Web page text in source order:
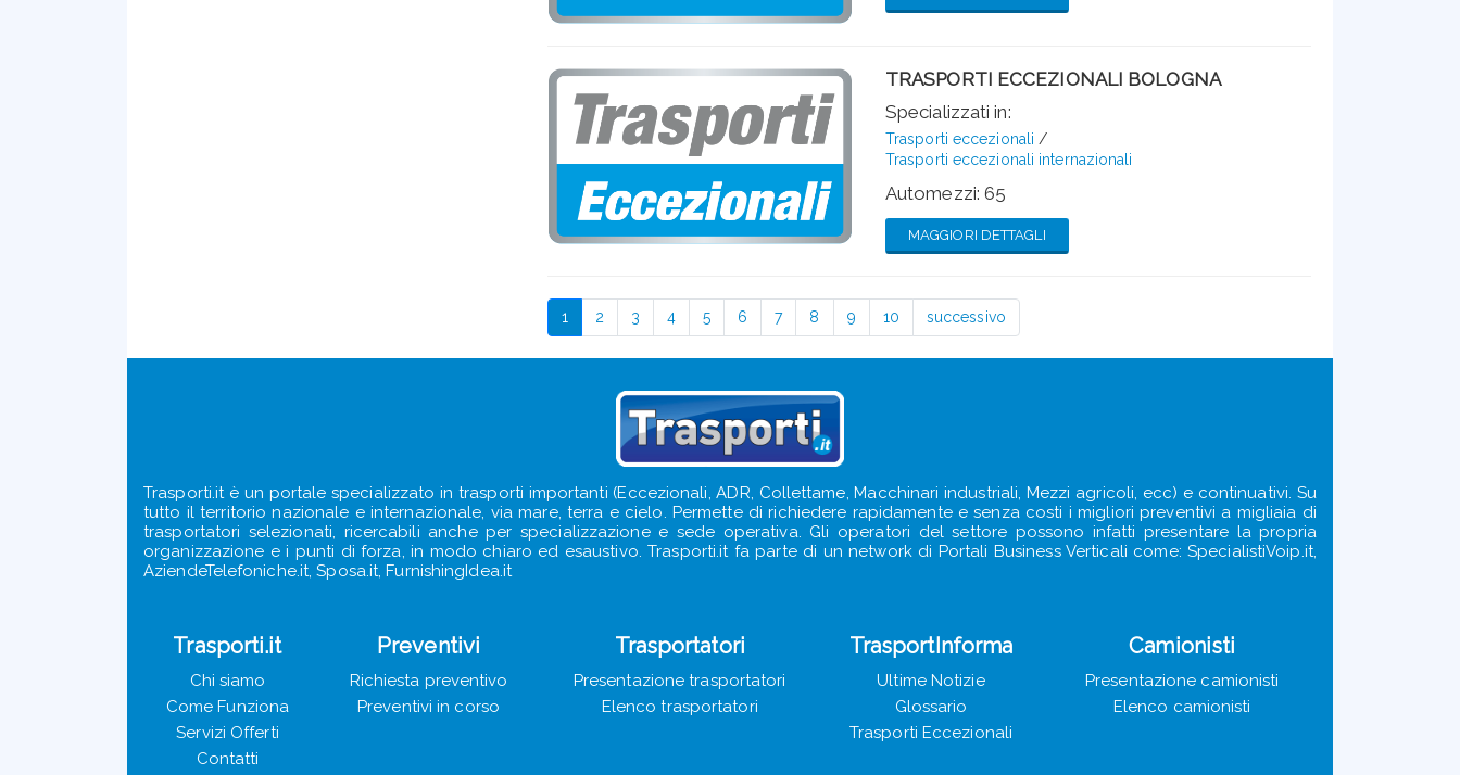
TRASPORTI ECCEZIONALI BOLOGNA
Specializzati in:
Trasporti eccezionali
Trasporti eccezionali internazionali
Automezzi: 65
MAGGIORI DETTAGLI
1 2 3 4 5 6 7 8 9 10 successivo
Trasporti.it è un portale specializzato in trasporti importanti (Eccezionali, ADR, Collettame, Macchinari industriali, Mezzi agricoli, ecc) e continuativi. Su
tutto il territorio nazionale e internazionale, via mare, terra e cielo. Permette di richiedere rapidamente e senza costi i migliori preventivi a migliaia di
trasportatori selezionati, ricercabili anche per specializzazione e sede operativa. Gli operatori del settore possono infatti presentare la propria
organizzazione e i punti di forza, in modo chiaro ed esaustivo. Trasporti.it fa parte di un network di Portali Business Verticali come: SpecialistiVoip.it,
AziendeTelefoniche.it, Sposa.it, FurnishingIdea.it
Trasporti.it
Chi siamo
Come Funziona
Servizi Offerti
Contatti
Preventivi
Richiesta preventivo
Preventivi in corso
Trasportatori
Presentazione trasportatori
Elenco trasportatori
TrasportInforma
Ultime Notizie
Glossario
Trasporti Eccezionali
Camionisti
Presentazione camionisti
Elenco camionisti